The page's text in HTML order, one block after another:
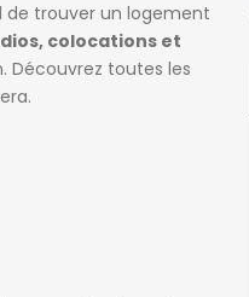
de trouver un logement
colocations et
Découvrez toutes les